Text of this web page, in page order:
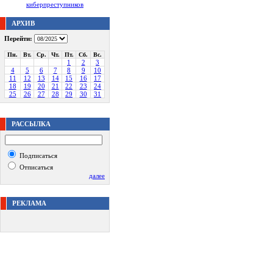
киберпреступников
АРХИВ
Перейти:
Пн. Вт. Ср. Чт. Пт. Сб. Вс.
1 2
3
4
5 6 7 8 9
10
11
12 13 14 15 16
17
18
19 20 21 22 23
24
25
26 27 28 29 30 31
РАССЫЛКА
Подписаться
Отписаться
далее
РЕКЛАМА